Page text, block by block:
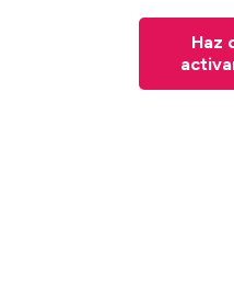
Haz